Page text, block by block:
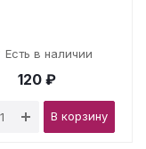
Есть в наличии
120 ₽
В корзину